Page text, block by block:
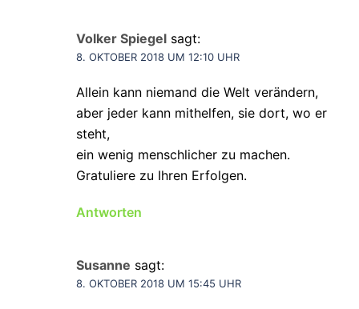
Volker Spiegel sagt:
8. OKTOBER 2018 UM 12:10 UHR
Allein kann niemand die Welt verändern,
aber jeder kann mithelfen, sie dort, wo er
steht,
ein wenig menschlicher zu machen.
Gratuliere zu Ihren Erfolgen.
Antworten
Susanne sagt:
8. OKTOBER 2018 UM 15:45 UHR